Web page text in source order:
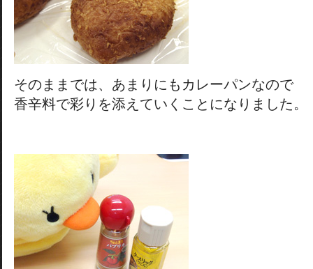
そのままでは、あまりにもカレーパンなので
香辛料で彩りを添えていくことになりました。